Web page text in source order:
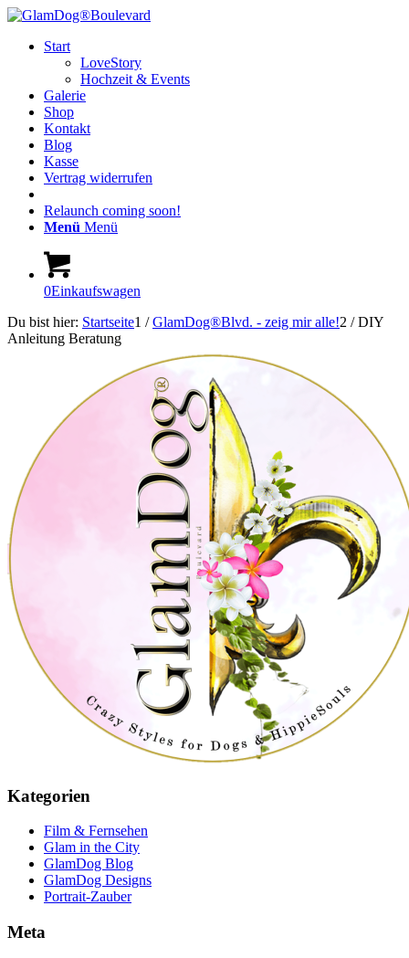
Start
LoveStory
Hochzeit & Events
Galerie
Shop
Kontakt
Blog
Kasse
Vertrag widerrufen
Relaunch coming soon!
Menü Menü
0Einkaufswagen
Du bist hier: Startseite1 / GlamDog®Blvd. - zeig mir alle!2 / DIY
Anleitung Beratung
Kategorien
Film & Fernsehen
Glam in the City
GlamDog Blog
GlamDog Designs
Portrait-Zauber
Meta